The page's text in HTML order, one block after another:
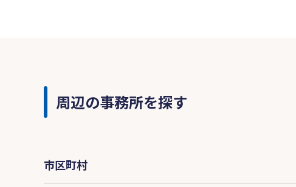
周辺の事務所を探す
市区町村